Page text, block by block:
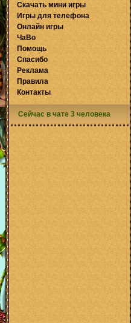
Скачать мини игры
Игры для телефона
Онлайн игры
ЧаВо
Помощь
Спасибо
Реклама
Правила
Контакты
Сейчас в чате 3 человека